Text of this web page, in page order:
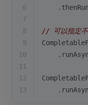
6
7
8
// 可以指定不
9
10
11
12
13